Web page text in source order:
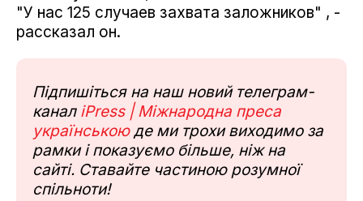
"У нас 125 случаев захвата заложников" , -
рассказал он.
Підпишіться на наш новий телеграм-
канал iPress | Міжнародна преса
українськоюде ми трохи виходимо за
рамки і показуємо більше, ніж на
сайті. Ставайте частиною розумної
спільноти!